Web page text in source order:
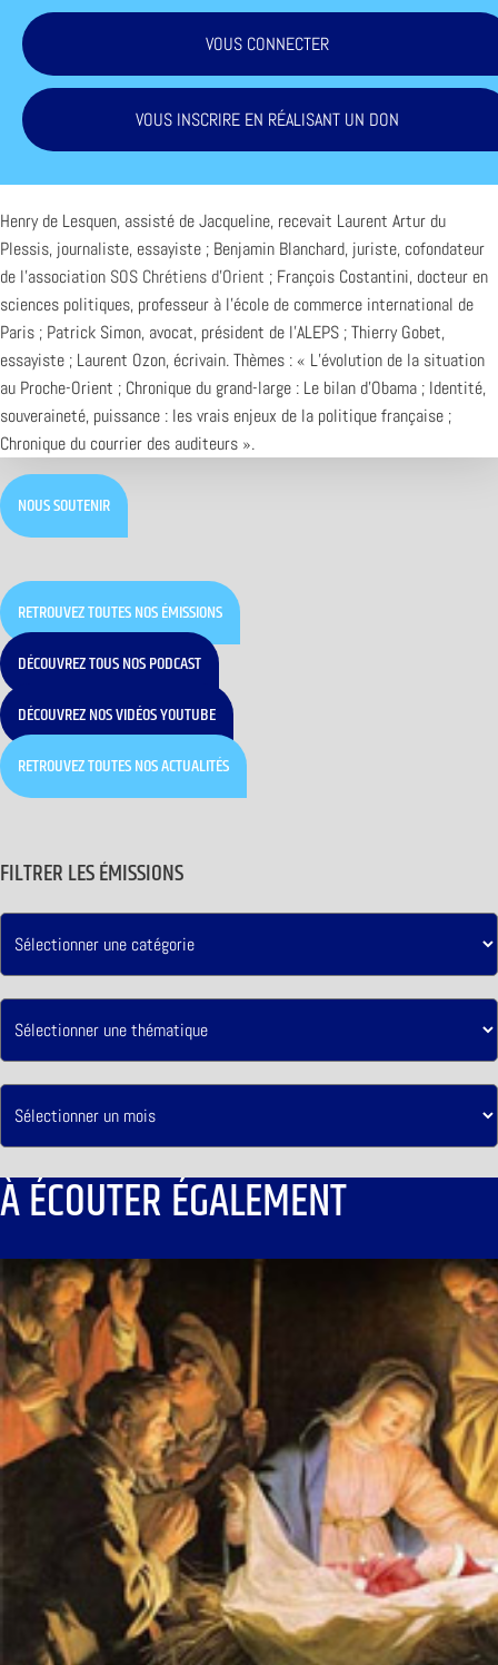
VOUS CONNECTER
VOUS INSCRIRE EN RÉALISANT UN DON
Henry de Lesquen, assisté de Jacqueline, recevait Laurent Artur du
Plessis, journaliste, essayiste ; Benjamin Blanchard, juriste, cofondateur
de l’association SOS Chrétiens d’Orient ; François Costantini, docteur en
sciences politiques, professeur à l’école de commerce international de
Paris ; Patrick Simon, avocat, président de l’ALEPS ; Thierry Gobet,
essayiste ; Laurent Ozon, écrivain. Thèmes : « L’évolution de la situation
au Proche-Orient ; Chronique du grand-large : Le bilan d’Obama ; Identité,
souveraineté, puissance : les vrais enjeux de la politique française ;
Chronique du courrier des auditeurs ».
NOUS SOUTENIR
RETROUVEZ TOUTES NOS ÉMISSIONS
DÉCOUVREZ TOUS NOS PODCAST
DÉCOUVREZ NOS VIDÉOS YOUTUBE
RETROUVEZ TOUTES NOS ACTUALITÉS
FILTRER LES ÉMISSIONS
À ÉCOUTER ÉGALEMENT